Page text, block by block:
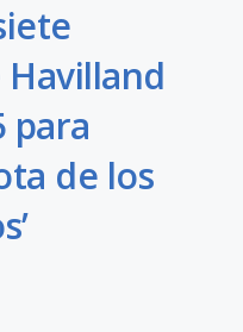
para
de los